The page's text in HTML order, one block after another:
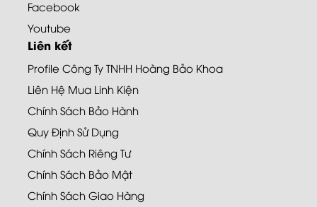
Facebook
Youtube
Liên kết
Profile Công Ty TNHH Hoàng Bảo Khoa
Liên Hệ Mua Linh Kiện
Chính Sách Bảo Hành
Quy Định Sử Dụng
Chính Sách Riêng Tư
Chính Sách Bảo Mật
Chính Sách Giao Hàng